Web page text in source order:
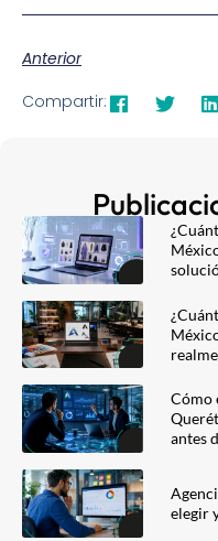
Anterior
Compartir:
Cómo
antes
elegir